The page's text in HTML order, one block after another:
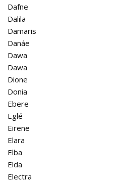
Dafne
Dalila
Damaris
Danáe
Dawa
Dawa
Dione
Donia
Ebere
Eglé
Eirene
Elara
Elba
Elda
Electra